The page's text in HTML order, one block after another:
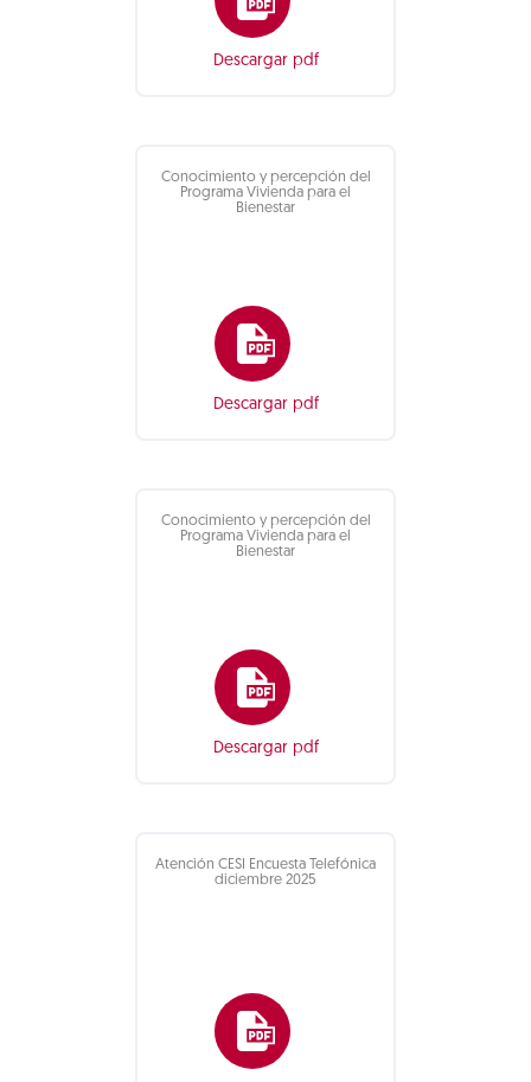
Descargar pdf
Conocimiento y percepción del
Programa Vivienda para el
Bienestar
Descargar pdf
Conocimiento y percepción del
Programa Vivienda para el
Bienestar
Descargar pdf
Atención CESI Encuesta Telefónica
diciembre 2025